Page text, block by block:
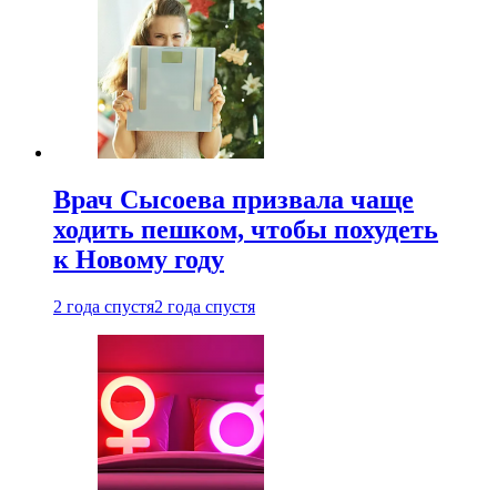
Врач Сысоева призвала чаще
ходить пешком, чтобы похудеть
к Новому году
2 года спустя2 года спустя